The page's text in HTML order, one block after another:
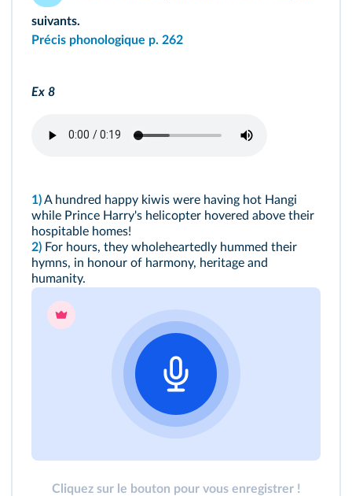
suivants.
Précis phonologique p. 262
Ex 8
1)A hundred happy kiwis were having hot Hangi
while Prince Harry's helicopter hovered above their
hospitable homes!
2) For hours, they wholeheartedly hummed their
hymns, in honour of harmony, heritage and
humanity.
Cliquez sur le bouton pour vous enregistrer !